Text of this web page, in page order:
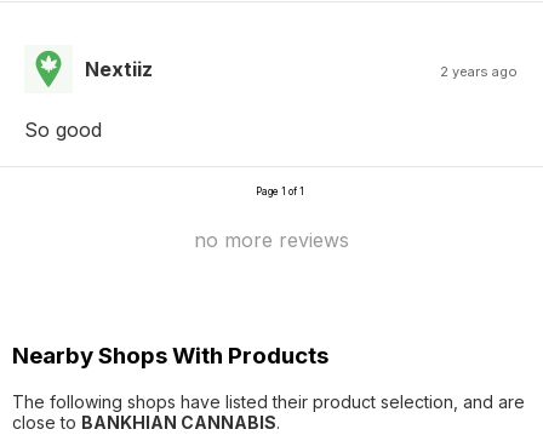
Nextiiz 2 years ago
So good
Page 1 of 1
no more reviews
Nearby Shops With Products
The following shops have listed their product selection, and are
close to BANKHIAN CANNABIS.